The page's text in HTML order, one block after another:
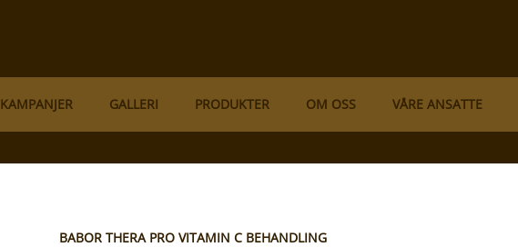
KAMPANJER GALLERI PRODUKTER OM OSS VÅRE ANSATTE
BABOR THERA PRO VITAMIN C BEHANDLING